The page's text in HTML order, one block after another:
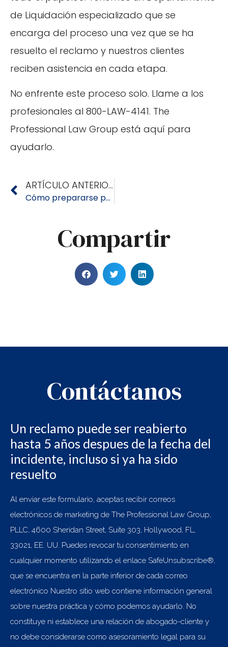
de Liquidación especializado que se
encarga del proceso una vez que se ha
resuelto el reclamo y nuestros clientes
reciben asistencia en cada etapa.
No enfrente este proceso solo. Llame a los
profesionales al 800-LAW-4141. The
Professional Law Group está aquí para
ayudarlo.
ARTÍCULO ANTERIOR
Cómo prepararse para una reclamación por daños a la propiedad antes de que azote un huracán
Compartir
Contáctanos
Un reclamo puede ser reabierto
hasta 5 años despues de la fecha del
incidente, incluso si ya ha sido
resuelto
Al enviar este formulario, aceptas recibir correos
electrónicos de marketing de The Professional Law Group,
PLLC, 4600 Sheridan Street, Suite 303, Hollywood, FL,
33021, EE. UU. Puedes revocar tu consentimiento en
cualquier momento utilizando el enlace SafeUnsubscribe®,
que se encuentra en la parte inferior de cada correo
electrónico Nuestro sitio web contiene información general
sobre nuestra práctica y cómo podemos ayudarlo. No
constituye ni establece una relación de abogado-cliente y
no debe considerarse como asesoramiento legal para su